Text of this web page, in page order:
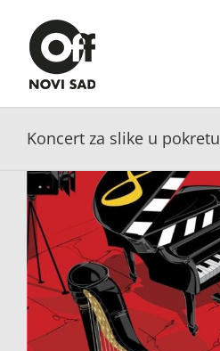
content
Koncert za slike u pokretu
View
Larger
Image